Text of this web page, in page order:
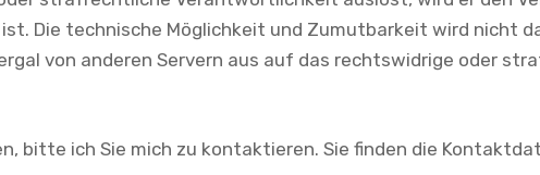
Die technische Möglichkeit und Zumutbarkeit wird nicht
von anderen Servern aus auf das rechtswidrige oder
bitte ich Sie mich zu kontaktieren. Sie finden die